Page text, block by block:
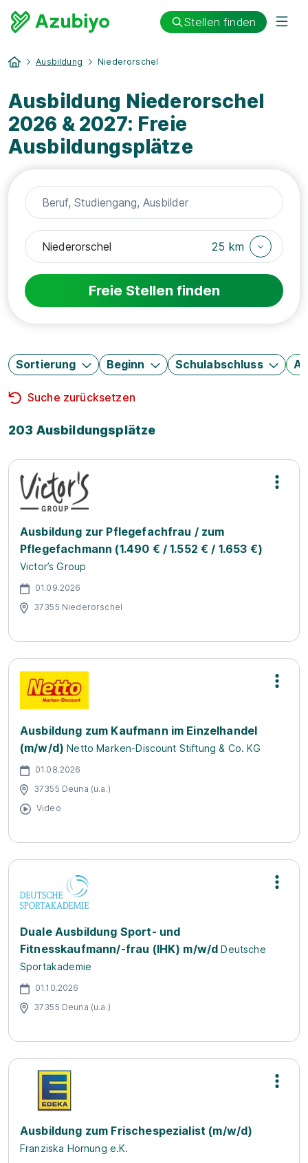
Stellen finden
Ausbildung Niederorschel
Ausbildung Niederorschel
2026 & 2027: Freie
Ausbildungsplätze
25 km
Freie Stellen finden
Sortierung Beginn Schulabschluss
Suche zurücksetzen
203 Ausbildungsplätze
Ausbildung zur Pflegefachfrau / zum
Pflegefachmann (1.490 € / 1.552 € / 1.653 €)
Victor’s Group
01.09.2026
37355 Niederorschel
Ausbildung zum Kaufmann im Einzelhandel
(m/w/d) Netto Marken-Discount Stiftung & Co. KG
01.08.2026
37355 Deuna (u.a.)
Video
Duale Ausbildung Sport- und
Fitnesskaufmann/-frau (IHK) m/w/d Deutsche
Sportakademie
01.10.2026
37355 Deuna (u.a.)
Ausbildung zum Frischespezialist (m/w/d)
Franziska Hornung e.K.